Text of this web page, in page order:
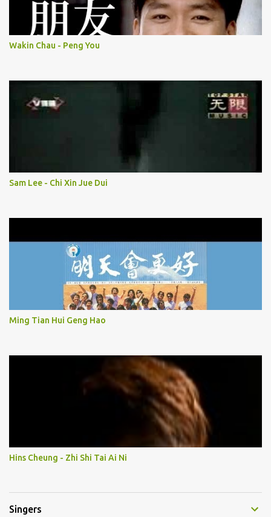
Wakin Chau - Peng You
Sam Lee - Chi Xin Jue Dui
Ming Tian Hui Geng Hao
Hins Cheung - Zhi Shi Tai Ai Ni
Singers